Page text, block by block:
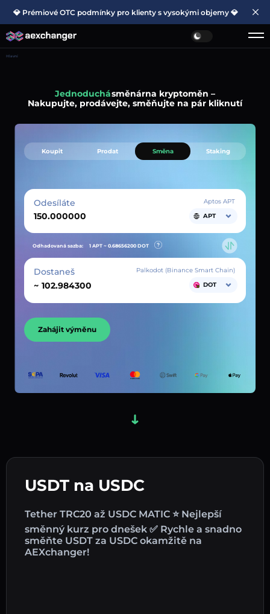
💎 Prémiové OTC podmínky pro klienty s vysokými objemy 💎
Hlavní
Jednoduchásměnárna kryptoměn –
Nakupujte, prodávejte, směňujte na pár kliknutí
USDT na USDC
Tether TRC20 až USDC MATIC ⭐ Nejlepší
směnný kurz pro dnešek ✅ Rychle a snadno
směňte USDT za USDC okamžitě na
AEXchanger!
Koupit Prodat Směna Staking
Odesíláte
Aptos APT
APT
Odhadovaná sazba: 1 APT ~ 0.68656200 DOT
Dostaneš
~
Palkodot (Binance Smart Chain)
DOT
Zahájit výměnu